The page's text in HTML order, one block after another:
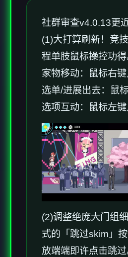
社群审查v4.0.13更
(1)大打算刷新！竞
程单肢鼠标操控功得
家物移动：鼠标右
选单/进展出去：鼠
选项互动：鼠标左
(2)调整绝庞大门组
式的「跳过skim」
放端端即许点击跳过